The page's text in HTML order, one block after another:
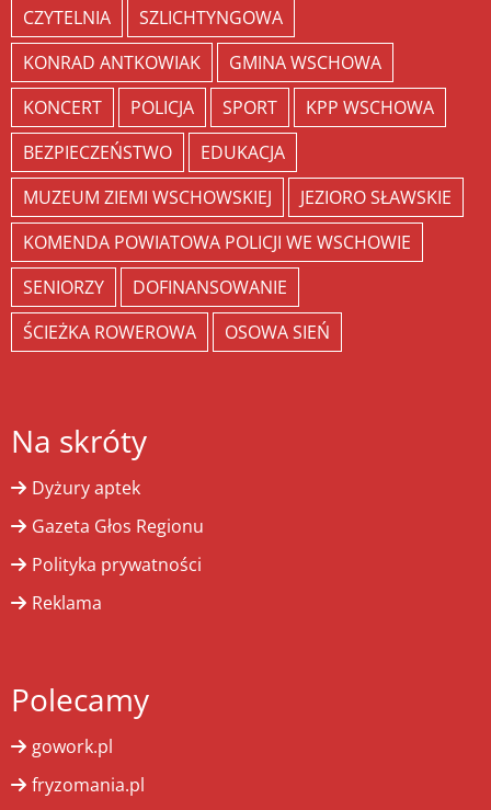
CZYTELNIA
SZLICHTYNGOWA
KONRAD ANTKOWIAK
GMINA WSCHOWA
KONCERT
POLICJA SPORT
KPP WSCHOWA
BEZPIECZEŃSTWO
EDUKACJA
MUZEUM ZIEMI WSCHOWSKIEJ
JEZIORO SŁAWSKIE
KOMENDA POWIATOWA POLICJI WE WSCHOWIE
SENIORZY
DOFINANSOWANIE
ŚCIEŻKA ROWEROWA
OSOWA SIEŃ
Na skróty
Dyżury aptek
Gazeta Głos Regionu
Polityka prywatności
Reklama
Polecamy
gowork.pl
fryzomania.pl